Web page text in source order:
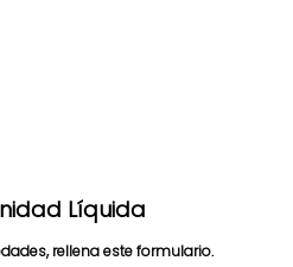
Líquida
rellena este formulario.